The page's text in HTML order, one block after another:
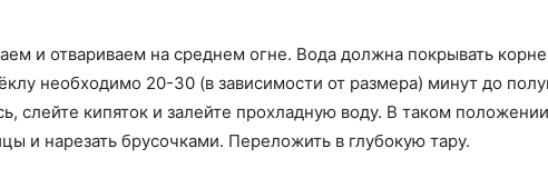
и отвариваем на среднем огне. Вода должна покрывать
необходимо 20-30 (в зависимости от размера) минут до
слейте кипяток и залейте прохладную воду. В таком
и нарезать брусочками. Переложить в глубокую тару.